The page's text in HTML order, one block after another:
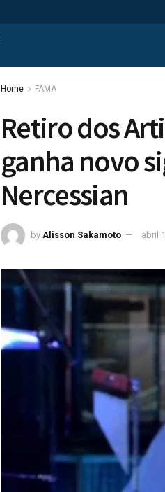
Home FAMA
Retiro dos
ganha novo
Nercessian
by Alisson Sakamoto abril